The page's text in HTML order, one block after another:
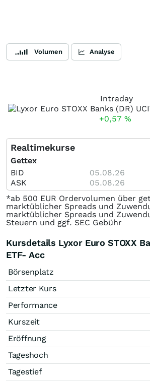
Volumen Analyse
Intraday
+0,57 %
Realtimekurse
Gettex
BID 05.08.26
ASK
05.08.26
*ab 500 EUR Ordervolumen über
marktüblicher Spreads und
marktüblicher Spreads und
Steuern und ggf. SEC Gebühr
Kursdetails Lyxor Euro STOXX
ETF- Acc
Börsenplatz
Letzter Kurs
Performance
Kurszeit
Eröffnung
Tageshoch
Tagestief